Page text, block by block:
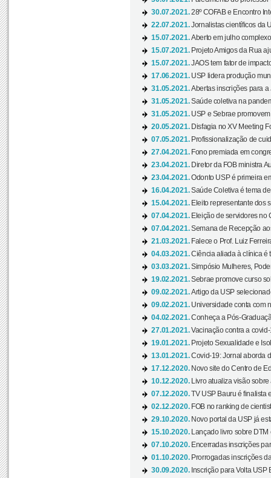
30.07.2021.28º COFAB e Encontro
22.07.2021.Jornalistas científicos da
15.07.2021.Aberto em julho
15.07.2021. Projeto Amigos da Rua
15.07.2021.JAOS tem fator de
17.06.2021. USP lidera produção
31.05.2021.Abertas inscrições para
31.05.2021.Saúde coletiva na
31.05.2021. USP e Sebrae
20.05.2021. Disfagia no XV Meeting
07.05.2021. Profissionalização de
27.04.2021. Fono premiada em
23.04.2021. Diretor da FOB ministra
23.04.2021.Odonto USP é primeira
16.04.2021.Saúde Coletiva é tema
15.04.2021. Eleito representante dos
07.04.2021. Eleição de servidores no
07.04.2021.Semana de Recepção
21.03.2021. Falece o Prof. Luiz
04.03.2021.Ciência aliada à clínica é
03.03.2021.Simpósio Mulheres,
19.02.2021.Sebrae promove curso
09.02.2021.Artigo da USP
09.02.2021. Universidade conta com
04.02.2021.Conheça a Pós-
27.01.2021.Vacinação contra a
19.01.2021. Projeto Sexualidade e
13.01.2021.Covid-19: Jornal aborda
17.12.2020. Novo site do Centro de
10.12.2020.
Livro atualiza visão
07.12.2020.TV USP Bauru é finalista
02.12.2020. FOB no ranking de
29.10.2020. Novo portal da USP já
15.10.2020.
Lançado livro sobre
07.10.2020. Encerradas inscrições
01.10.2020. Prorrogadas inscrições
30.09.2020. Inscrição para Volta USP